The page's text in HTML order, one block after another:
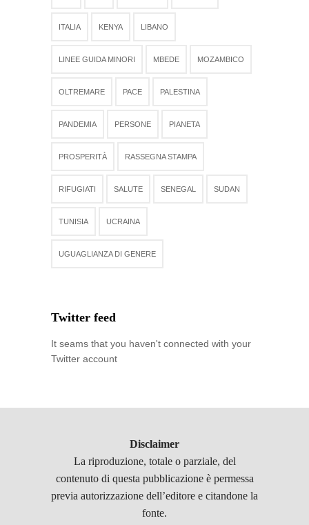
ITALIA KENYA LIBANO
LINEE GUIDA MINORI MBEDE MOZAMBICO
OLTREMARE PACE PALESTINA
PANDEMIA PERSONE PIANETA
PROSPERITÀ RASSEGNA STAMPA
RIFUGIATI SALUTE SENEGAL SUDAN
TUNISIA UCRAINA
UGUAGLIANZA DI GENERE
Twitter feed
It seams that you haven't connected with your
Twitter account
Disclaimer
La riproduzione, totale o parziale, del
contenuto di questa pubblicazione è permessa
previa autorizzazione dell’editore e citandone la
fonte.